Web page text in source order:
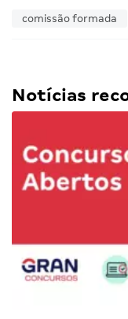
comissão formada
Notícias